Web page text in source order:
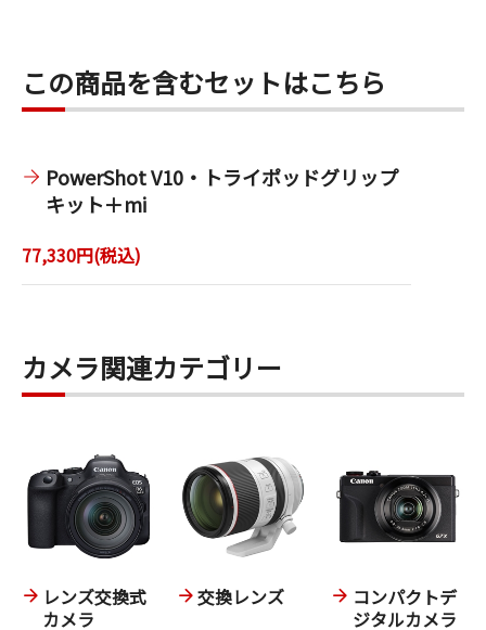
この商品を含むセットはこちら
PowerShot V10・トライポッドグリップ
キット＋mi
77,330円(税込)
カメラ関連カテゴリー
レンズ交換式
カメラ
交換レンズ
コンパクトデ
ジタルカメラ